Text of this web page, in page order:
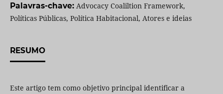
Palavras-chave: Advocacy Coaliltion Framework,
Políticas Públicas, Política Habitacional, Atores e ideias
RESUMO
Este artigo tem como objetivo principal identificar a